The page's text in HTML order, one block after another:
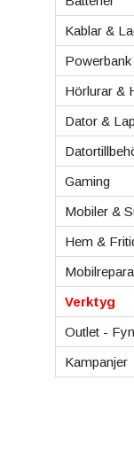
Kablar &
Powerbank
Hörlurar &
Dator &
Gaming
Mobiler &
Hem &
Verktyg
Outlet -
Kampanjer